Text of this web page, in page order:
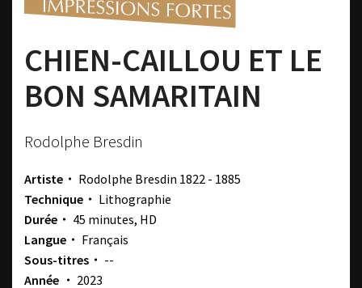
CHIEN-CAILLOU ET LE
BON SAMARITAIN
Rodolphe Bresdin
Artiste・ Rodolphe Bresdin 1822 - 1885
Technique・ Lithographie
Durée・ 45 minutes, HD
Langue・ Français
Sous-titres・ --
Année ・ 2023